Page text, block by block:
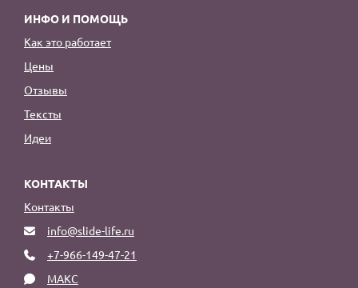
ИНФО И ПОМОЩЬ
Как это работает
Цены
Отзывы
Тексты
Идеи
КОНТАКТЫ
Контакты
info@slide-life.ru
+7-966-149-47-21
МАКС